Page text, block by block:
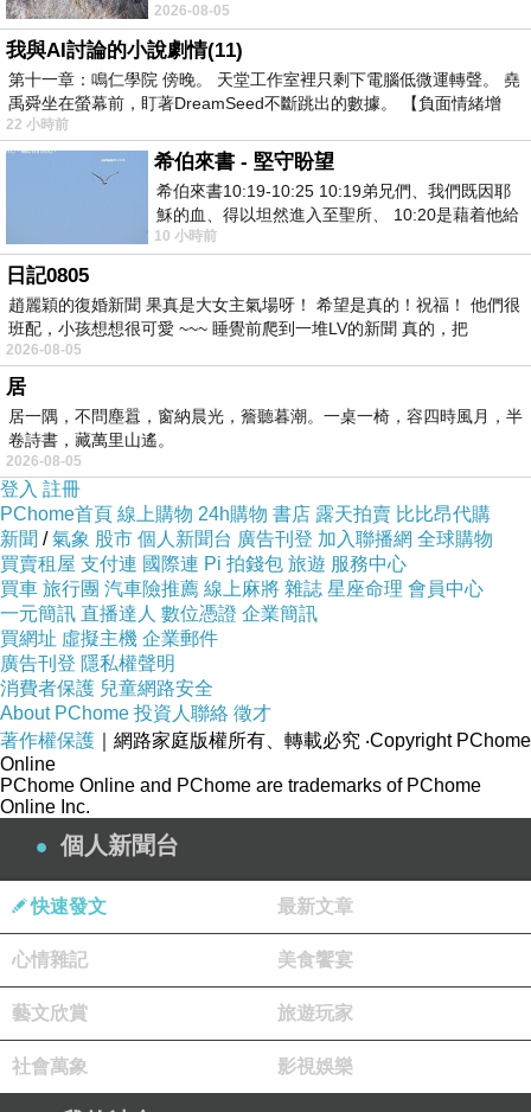
#西部幹線 #railway #台鐵 #iger #igers #igerstaiwan
#igertaiwan #amazingtaiwan #bpintaiwan #台南 #下
營 #鵝肉 #蠶絲 #蠶絲被
上一篇：
下一篇： 台南安平：熱蘭遮堡遺構
祭物、叫那近前來的人得以完全。 10
2026-08-05
我與AI討論的小說劇情(11)
第十一章：鳴仁學院 傍晚。 天堂工作室裡只剩下電腦低微運轉聲。 堯
禹舜坐在螢幕前，盯著DreamSeed不斷跳出的數據。 【負面情緒增
22 小時前
希伯來書 - 堅守盼望
希伯來書10:19-10:25 10:19弟兄們、我們既因耶
穌的血、得以坦然進入至聖所、 10:20是藉着他給
我們開了一條又新又活的路從幔子經過
10 小時前
日記0805
趙麗穎的復婚新聞 果真是大女主氣場呀！ 希望是真的！祝福！ 他們很
班配，小孩想想很可愛 ~~~ 睡覺前爬到一堆LV的新聞 真的，把
2026-08-05
居
居一隅，不問塵囂，窗納晨光，簷聽暮潮。一桌一椅，容四時風月，半
卷詩書，藏萬里山遙。
2026-08-05
登入 註冊
PChome首頁 線上購物 24h購物 書店 露天拍賣 比比昂代購
新聞 /氣象 股市 個人新聞台 廣告刊登 加入聯播網 全球購物
買賣租屋 支付連 國際連 Pi 拍錢包 旅遊 服務中心
買車 旅行團 汽車險推薦 線上麻將 雜誌 星座命理 會員中心
一元簡訊 直播達人 數位憑證 企業簡訊
買網址 虛擬主機 企業郵件
廣告刊登 隱私權聲明
消費者保護 兒童網路安全
About PChome 投資人聯絡 徵才
著作權保護 ｜網路家庭版權所有、轉載必究 ‧Copyright PChome
Online
PChome Online and PChome are trademarks of PChome
Online Inc.
個人新聞台
快速發文 最新文章
心情雜記 美食饗宴
藝文欣賞 旅遊玩家
社會萬象 影視娛樂